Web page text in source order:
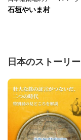
石垣やいま村
日本のストーリー